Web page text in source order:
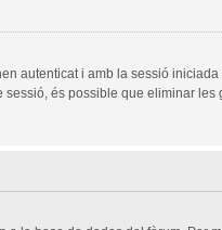
autenticat i amb la sessió
és possible que eliminar